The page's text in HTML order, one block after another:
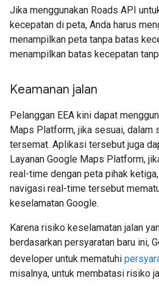
Jika menggunakan Roads API
kecepatan di peta, Anda harus
menampilkan peta tanpa batas
menampilkan batas kecepatan
Keamanan jalan
Pelanggan EEA kini dapat
Maps Platform, jika sesuai, dalam
tersemat. Aplikasi tersebut juga
Layanan Google Maps Platform,
real-time dengan peta pihak
navigasi real-time tersebut
keselamatan Google.
Karena risiko keselamatan jalan
berdasarkan persyaratan baru ini,
developer untuk mematuhi
misalnya, untuk membatasi risiko